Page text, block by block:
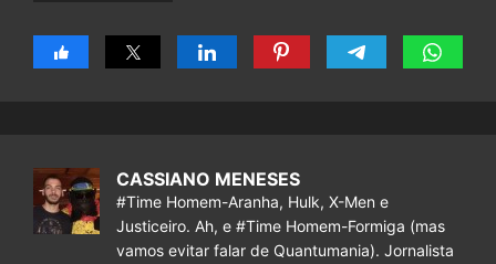
CASSIANO MENESES
#Time Homem-Aranha, Hulk, X-Men e
Justiceiro. Ah, e #Time Homem-Formiga (mas
vamos evitar falar de Quantumania). Jornalista